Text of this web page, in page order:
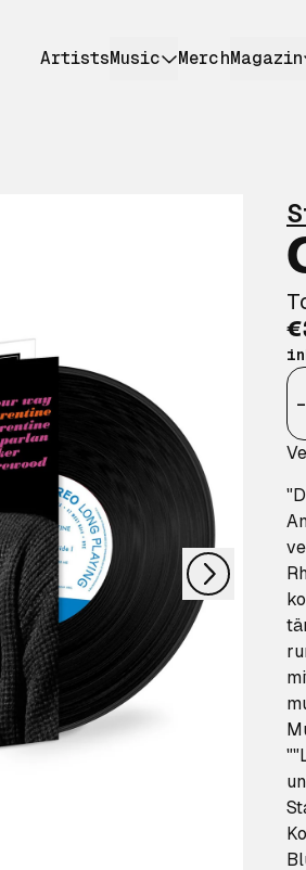
ArtistsMusic MerchMagazin
nächstes
-